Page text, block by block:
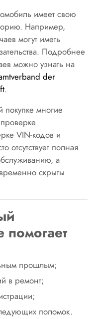
имеет свою
Например,
могут иметь
Подробнее
можно узнать на
der
.
покупке многие
VIN-кодов и
отсутствует полная
а
скрыты
прошлым;
в ремонт;
поломок.